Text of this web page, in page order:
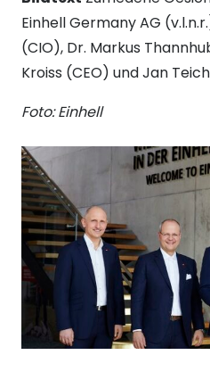
Einhell Germany AG
(CIO), Dr. Markus
Kroiss (CEO) und Jan
Foto: Einhell